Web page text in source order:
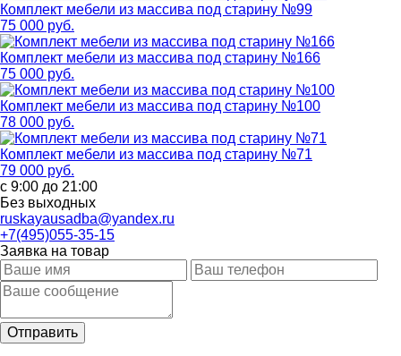
Комплект мебели из массива под старину №99
75 000 руб.
Комплект мебели из массива под старину №166
75 000 руб.
Комплект мебели из массива под старину №100
78 000 руб.
Комплект мебели из массива под старину №71
79 000 руб.
с 9:00 до 21:00
Без выходных
ruskayausadba@yandex.ru
+7(495)055-35-15
Заявка на товар